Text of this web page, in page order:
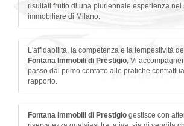
risultati frutto di una pluriennale esperienza nel
immobiliare di Milano.
L'affidabilità, la competenza e la tempestività
Fontana Immobili di Prestigio , Vi
passo dal primo contatto alle pratiche
rapporto.
Fontana Immobili di Prestigio gestisce con